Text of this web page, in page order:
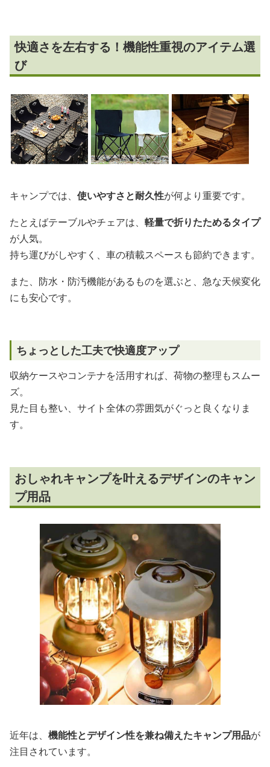
快適さを左右する！機能性重視のアイテム選
び
キャンプでは、 使いやすさと耐久性が何より重要です。
たとえばテーブルやチェアは、 軽量で折りたためるタイプ
が人気。
持ち運びがしやすく、車の積載スペースも節約できます。
また、防水・防汚機能があるものを選ぶと、急な天候変化
にも安心です。
ちょっとした工夫で快適度アップ
収納ケースやコンテナを活用すれば、荷物の整理もスムー
ズ。
見た目も整い、サイト全体の雰囲気がぐっと良くなりま
す。
おしゃれキャンプを叶えるデザインのキャン
プ用品
近年は、 機能性とデザイン性を兼ね備えたキャンプ用品が
注目されています。